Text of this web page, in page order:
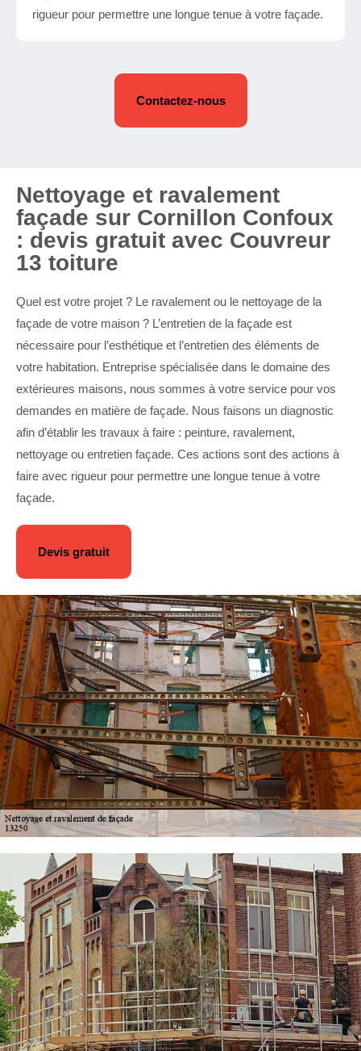
rigueur pour permettre une longue tenue à votre façade.
Contactez-nous
Nettoyage et ravalement
façade sur Cornillon Confoux
: devis gratuit avec Couvreur
13 toiture
Quel est votre projet ? Le ravalement ou le nettoyage de la
façade de votre maison ? L’entretien de la façade est
nécessaire pour l’esthétique et l’entretien des éléments de
votre habitation. Entreprise spécialisée dans le domaine des
extérieures maisons, nous sommes à votre service pour vos
demandes en matière de façade. Nous faisons un diagnostic
afin d’établir les travaux à faire : peinture, ravalement,
nettoyage ou entretien façade. Ces actions sont des actions à
faire avec rigueur pour permettre une longue tenue à votre
façade.
Devis gratuit